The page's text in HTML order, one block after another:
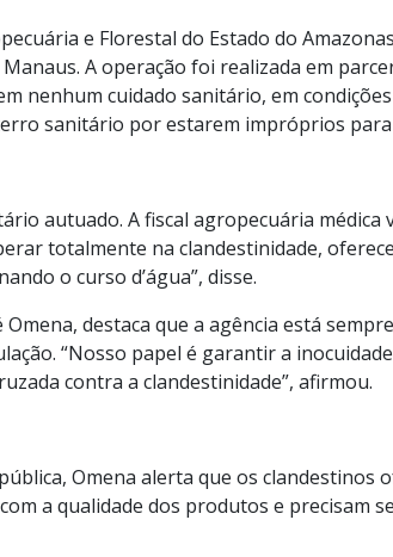
e Florestal do Estado do
A operação foi realizada em
nenhum cuidado sanitário, em
sanitário por estarem impróprios
autuado. A fiscal agropecuária
totalmente na clandestinidade,
o curso d’água”, disse.
destaca que a agência está
“Nosso papel é garantir a
contra a clandestinidade”, afirmou.
Omena alerta que os
a qualidade dos produtos e precisam